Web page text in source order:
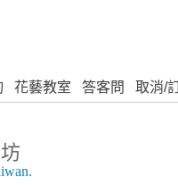
花藝教室 答客問 取消/